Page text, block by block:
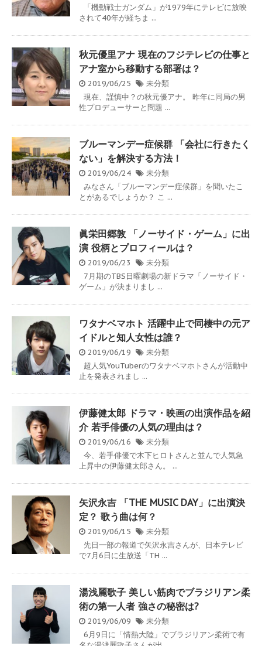
「機動戦士ガンダム」が1979年にテレビに放映
されて40年が経ちま ...
秋元優里アナ 現在のフジテレビの仕事と
アナ室から移動する部署は？
2019/06/25
未分類
現在、謹慎中？の秋元優アナ。 昨年に同局の男
性プロデューサーと問題 ...
ブルーマンデー症候群 「会社に行きたく
ない」を解決する方法！
2019/06/24
未分類
みなさん「ブルーマンデー症候群」を聞いたこ
とがあるでしょうか？ こ ...
眞栄田郷敦 「ノーサイド・ゲーム」に出
演 役柄とプロフィールは？
2019/06/23
未分類
7月期のTBS日曜劇場の新ドラマ「ノーサイド・
ゲーム」が決まりまし ...
ワタナベマホト 活躍中止で同棲中の元ア
イドルと知人女性は誰？
2019/06/19
未分類
超人気YouTuberのワタナベマホトさんが活動中
止を発表されまし ...
伊藤健太郎 ドラマ・映画の出演作品を紹
介 若手俳優の人気の理由は？
2019/06/16
未分類
今、若手俳優で木下ヒロトさんと並んで人気急
上昇中の伊藤健太郎さん。 ...
矢沢永吉 「THE MUSIC DAY」に出演決
定？ 歌う曲は何？
2019/06/15
未分類
先日一部の報道で矢沢永吉さんが、日本テレビ
で7月6日に生放送「TH ...
湯浅麗歌子 美しい筋肉でブラジリアン柔
術の第一人者 強さの秘密は?
2019/06/09
未分類
6月9日に「情熱大陸」でブラジリアン柔術で有